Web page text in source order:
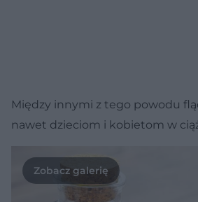
Między innymi z tego powodu
nawet dzieciom i kobietom w